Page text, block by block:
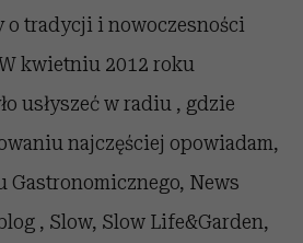
o tradycji i nowoczesności
kwietniu 2012 roku
usłyszeć w radiu , gdzie
najczęściej opowiadam,
Gastronomicznego, News
, Slow, Slow Life&Garden,